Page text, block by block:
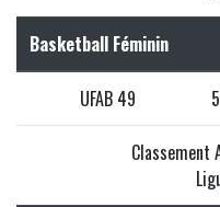
Basketball Féminin
UFAB 49
Classement